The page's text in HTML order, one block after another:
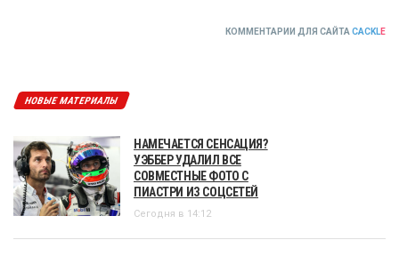
КОММЕНТАРИИ ДЛЯ САЙТА CACKLE
НОВЫЕ МАТЕРИАЛЫ
НАМЕЧАЕТСЯ СЕНСАЦИЯ?
УЭББЕР УДАЛИЛ ВСЕ
СОВМЕСТНЫЕ ФОТО С
ПИАСТРИ ИЗ СОЦСЕТЕЙ
Сегодня в 14:12